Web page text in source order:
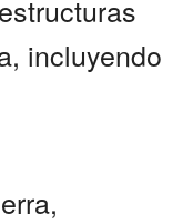
incluyendo